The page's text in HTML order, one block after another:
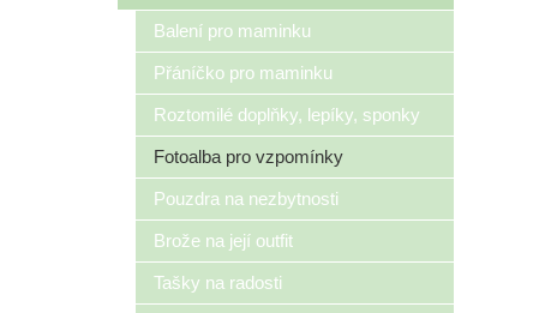
Balení pro maminku
Přáníčko pro maminku
Roztomilé doplňky, lepíky, sponky
Fotoalba pro vzpomínky
Pouzdra na nezbytnosti
Brože na její outfit
Tašky na radosti